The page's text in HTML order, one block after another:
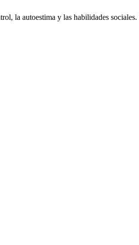
la autoestima y las habilidades sociales.